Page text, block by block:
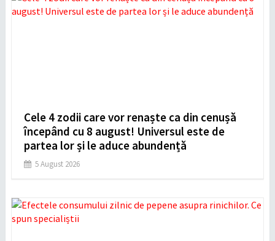
Cele 4 zodii care vor renaște ca din cenușă
începând cu 8 august! Universul este de
partea lor și le aduce abundență
5 August 2026